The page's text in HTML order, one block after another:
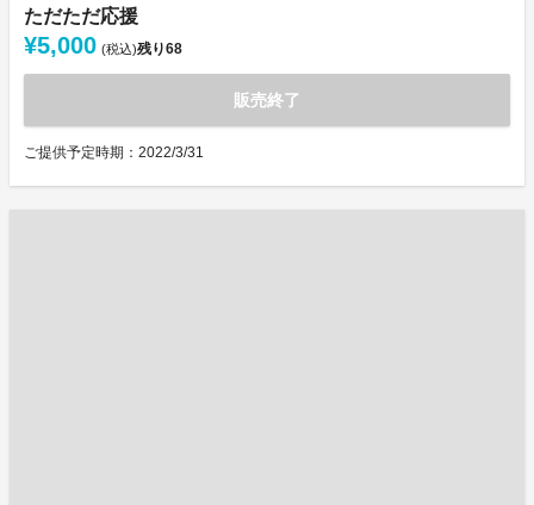
ただただ応援
¥5,000 (税込)残り68
販売終了
ご提供予定時期：2022/3/31